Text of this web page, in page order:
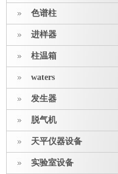
色谱柱
进样器
柱温箱
waters
发生器
脱气机
天平仪器设备
实验室设备